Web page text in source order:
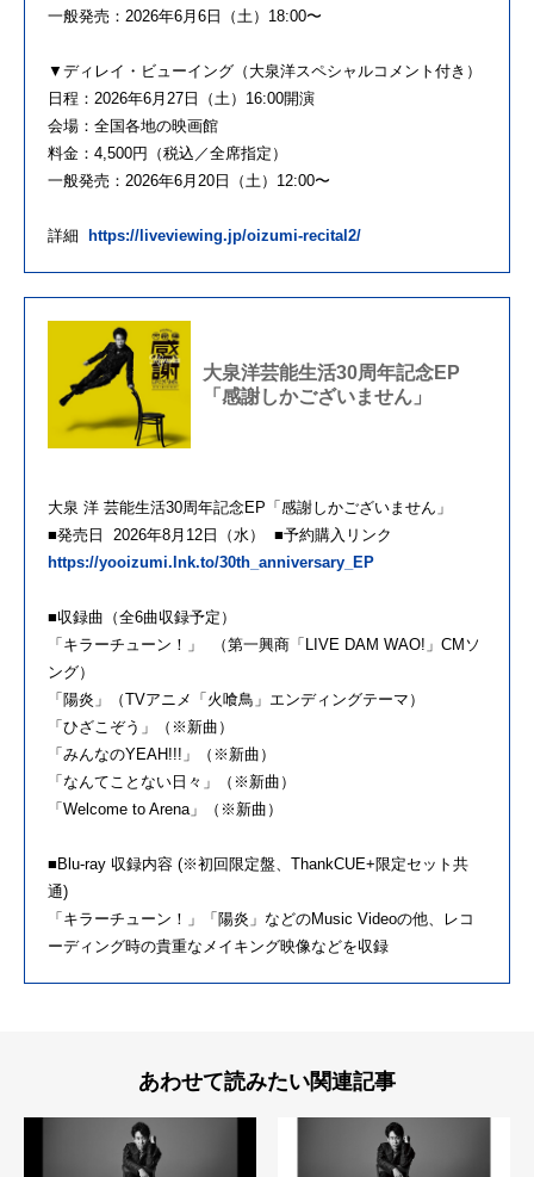
一般発売：2026年6月6日（土）18:00〜
▼ディレイ・ビューイング（大泉洋スペシャルコメント付き）
日程：2026年6月27日（土）16:00開演
会場：全国各地の映画館
料金：4,500円（税込／全席指定）
一般発売：2026年6月20日（土）12:00〜
詳細 https://liveviewing.jp/oizumi-recital2/
大泉洋芸能生活30周年記念EP
「感謝しかございません」
大泉 洋 芸能生活30周年記念EP「感謝しかございません」
■発売日 2026年8月12日（水） ■予約購入リンク
https://yooizumi.lnk.to/30th_anniversary_EP
■収録曲（全6曲収録予定）
「キラーチューン！」 （第一興商「LIVE DAM WAO!」CMソ
ング）
「陽炎」（TVアニメ「火喰鳥」エンディングテーマ）
「ひざこぞう」（※新曲）
「みんなのYEAH!!!」（※新曲）
「なんてことない日々」（※新曲）
「Welcome to Arena」（※新曲）
■Blu-ray 収録内容 (※初回限定盤、ThankCUE+限定セット共
通)
「キラーチューン！」「陽炎」などのMusic Videoの他、レコ
ーディング時の貴重なメイキング映像などを収録
あわせて読みたい関連記事